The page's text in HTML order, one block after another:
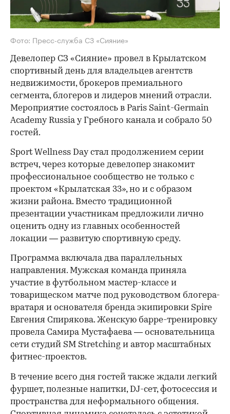
Фото: Пресс-служба СЗ «Сияние»
Девелопер СЗ «Сияние» провел в Крылатском
спортивный день для владельцев агентств
недвижимости, брокеров премиального
сегмента, блогеров и лидеров мнений отрасли.
Мероприятие состоялось в Paris Saint-Germain
Academy Russia у Гребного канала и собрало 50
гостей.
Sport Wellness Day стал продолжением серии
встреч, через которые девелопер знакомит
профессиональное сообщество не только с
проектом «Крылатская 33», но и с образом
жизни района. Вместо традиционной
презентации участникам предложили лично
оценить одну из главных особенностей
локации — развитую спортивную среду.
Программа включала два параллельных
направления. Мужская команда приняла
участие в футбольном мастер-классе и
товарищеском матче под руководством блогера-
вратаря и основателя бренда экипировки Spire
Евгения Спирякова. Женскую барре-тренировку
провела Самира Мустафаева — основательница
сети студий SM Stretching и автор масштабных
фитнес-проектов.
В течение всего дня гостей также ждали легкий
фуршет, полезные напитки, DJ-сет, фотосессия и
пространства для неформального общения.